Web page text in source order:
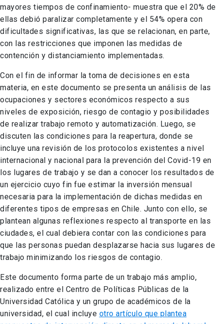
mayores tiempos de confinamiento- muestra que el 20% de
ellas debió paralizar completamente y el 54% opera con
dificultades significativas, las que se relacionan, en parte,
con las restricciones que imponen las medidas de
contención y distanciamiento implementadas.
Con el fin de informar la toma de decisiones en esta
materia, en este documento se presenta un análisis de las
ocupaciones y sectores económicos respecto a sus
niveles de exposición, riesgo de contagio y posibilidades
de realizar trabajo remoto y automatización. Luego, se
discuten las condiciones para la reapertura, donde se
incluye una revisión de los protocolos existentes a nivel
internacional y nacional para la prevención del Covid-19 en
los lugares de trabajo y se dan a conocer los resultados de
un ejercicio cuyo fin fue estimar la inversión mensual
necesaria para la implementación de dichas medidas en
diferentes tipos de empresas en Chile. Junto con ello, se
plantean algunas reflexiones respecto al transporte en las
ciudades, el cual debiera contar con las condiciones para
que las personas puedan desplazarse hacia sus lugares de
trabajo minimizando los riesgos de contagio.
Este documento forma parte de un trabajo más amplio,
realizado entre el Centro de Políticas Públicas de la
Universidad Católica y un grupo de académicos de la
universidad, el cual incluye otro artículo que plantea